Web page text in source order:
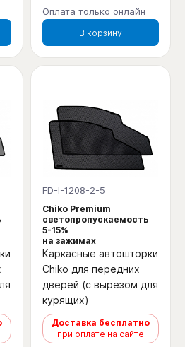
Оплата только онлайн
В корзину
FD-I-1208-2-5
Chiko Premium
светопропускаемость
5-15%
на зажимах
Каркасные автошторки
Chiko для передних
дверей (с вырезом для
курящих)
Доставка бесплатно
при оплате на сайте